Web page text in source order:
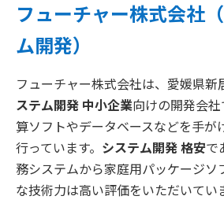
フューチャー株式会社
ム開発）
フューチャー株式会社は、愛媛県新
ステム開発 中小企業向けの開発会
算ソフトやデータベースなどを手が
行っています。 システム開発 格安で
務システムから家庭用パッケージソ
な技術力は高い評価をいただいてい